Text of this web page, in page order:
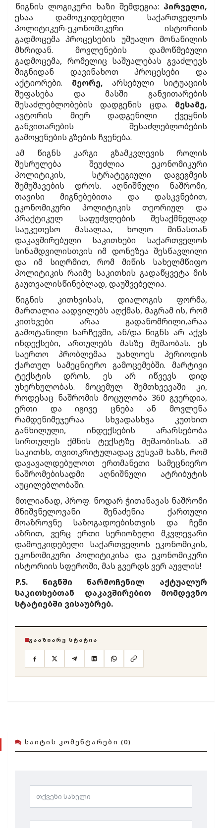
წიგნის ლოგიკური ხაზი შემდეგია: პირველი,
ესაა დამოუკიდებელი საქართველოს
პოლიტიკურ-ეკონომიკური ისტორიის
გადმოცემა პროცესების უშუალო მონაწილის
მხრიდან. მოვლენების დამოწმებული
გადმოცემა, რომელიც საშუალებას გვაძლევს
შიგნიდან დავინახოთ პროცესები და
აქტიორები. მეორე, არსებული სიტუაციის
შეფასება და მასში განვითარების
შესაძლებლობების დადგენის ცდა. მესამე,
ავტორის მიერ დადგენილი ქვეყნის
განვითარების შესაძლებლობების
გამოყენების გზების ჩვენება.
ამ წიგნს კარგი გზამკვლევის როლის
შესრულება შეუძლია ეკონომიკური
პოლიტიკის, სტრატეგიული დაგეგმვის
შემუშავების დროს. აღნიშნული ნაშრომი,
თავისი მიგნებებითა და დასკვნებით,
ეკონომიკური პოლიტიკის თეორიულ და
პრაქტიკულ საფუძვლების შესაქმნელად
საუკეთესო მასალაა, ხოლო მიწასთან
დაკავშირებული საკითხები საქართველოს
სინამდვილისთვის იმ დონეზეა შესწავლილი
და იმ სიღრმით, რომ მიწის სახელმწიფო
პოლიტიკის რაიმე საკითხის გადაწყვეტა მის
გაუთვალისწინებლად, დაუშვებელია.
წიგნის კითხვისას, დიალოგის ფორმა,
მართალია აადვილებს აღქმას, მაგრამ ის, რომ
კითხვები არაა გადანომრილი,არაა
გამოტანილი სარჩევში, ან/და წიგნს არ აქვს
ინდექსები, ართულებს მასზე მუშაობას. ეს
საერთო პრობლემაა უახლოეს პერიოდის
ქართულ სამეცნიერო გამოცემებში. მარტივი
ტექსტის დროს, ეს არ იწვევს დიდ
უხერხულობას. მოცემულ შემთხვევაში კი,
როდესაც ნაშრომის მოცულობა 360 გვერდია,
ერთი და იგივე ცნება ან მოვლენა
რამდენიმეჯერაა სხვადასხვა კუთხით
განხილული, ინდექსების არარსებობა
სირთულეს ქმნის ტექსტზე მუშაობისას. ამ
საკითხს, თვითკრიტულადაც ვუსვამ ხაზს, რომ
დავავალდებულოთ ერთმანეთი სამეცნიერო
ნაშრომებისადმი აღნიშნული ატრიბუტის
აუცილებლობაში.
მთლიანად, პროფ. ნოდარ ჭითანავას ნაშრომი
მნიშვნელოვანი შენაძენია ქართული
მოაზროვნე საზოგადოებისთვის და ჩემი
აზრით, ვერც ერთი სერიოზული მკვლევარი
დამოუკიდებელი საქართველოს ეკონომიკის,
ეკონომიკური პოლიტიკისა და ეკონომიკური
ისტორიის სფეროში, მას გვერდს ვერ აუვლის!
P.S. წიგნში წარმოჩენილ აქტუალურ
საკითხებთან დაკავშირებით მომდევნო
სტატიებში ვისაუბრებ.
ᲒᲐᲐᲖᲘᲐᲠᲔ ᲡᲢᲐᲢᲘᲐ
ᲡᲐᲘᲢᲘᲡ ᲙᲝᲛᲔᲜᲢᲐᲠᲔᲑᲘ (0)